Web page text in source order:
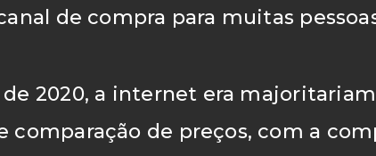
de compra para muitas
2020, a internet era
comparação de preços, com a